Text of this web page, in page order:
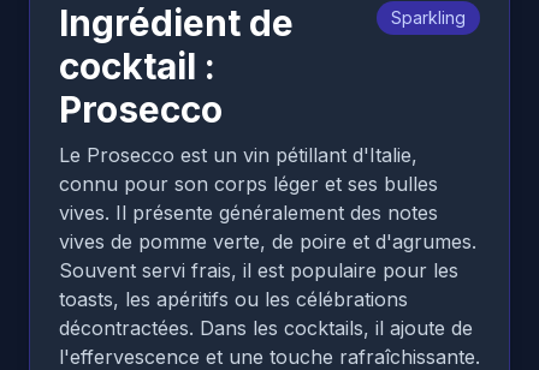
Ingrédient de
cocktail :
Prosecco
Sparkling
Le Prosecco est un vin pétillant d'Italie,
connu pour son corps léger et ses bulles
vives. Il présente généralement des notes
vives de pomme verte, de poire et d'agrumes.
Souvent servi frais, il est populaire pour les
toasts, les apéritifs ou les célébrations
décontractées. Dans les cocktails, il ajoute de
l'effervescence et une touche rafraîchissante.